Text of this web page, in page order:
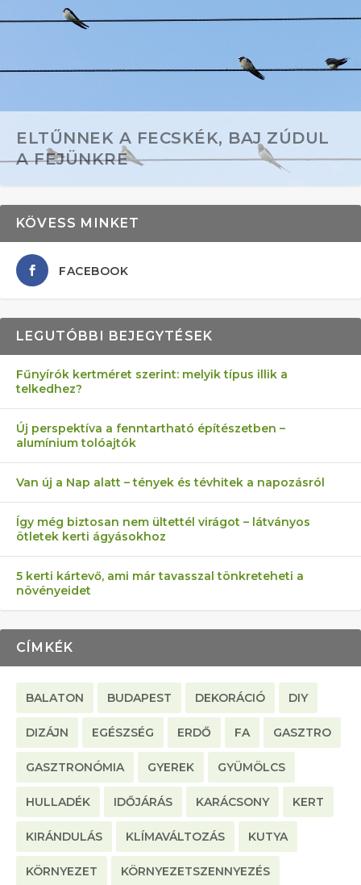
ELTŰNNEK A FECSKÉK, BAJ ZÚDUL
A FEJÜNKRE
AZ ÖNELLÁTÁS 13 PONTJA
KEZDŐKNEK
6 LEGJOBB NÖVÉNY SZOMSZÉD
ELLEN
FÉLREÉRTETT KERTÉSZKEDÉS:
TÉRKŐ ÉS MURVA
AKI ELDOBÁLJA A CIGICSIKKEKET,
AZ EGY KÖ…
MÁRPEDIG A TŰZIJÁTÉK NEM MENŐ!
KÖVESS MINKET
FACEBOOK
LEGUTÓBBI BEJEGYTÉSEK
Fűnyírók kertméret szerint: melyik típus illik a
telkedhez?
Új perspektíva a fenntartható építészetben –
alumínium tolóajtók
Van új a Nap alatt – tények és tévhitek a napozásról
Így még biztosan nem ültettél virágot – látványos
ötletek kerti ágyásokhoz
5 kerti kártevő, ami már tavasszal tönkreteheti a
növényeidet
CÍMKÉK
BALATON BUDAPEST DEKORÁCIÓ DIY
DIZÁJN EGÉSZSÉG ERDŐ FA GASZTRO
GASZTRONÓMIA GYEREK GYÜMÖLCS
HULLADÉK IDŐJÁRÁS KARÁCSONY KERT
KIRÁNDULÁS KLÍMAVÁLTOZÁS KUTYA
KÖRNYEZET KÖRNYEZETSZENNYEZÉS